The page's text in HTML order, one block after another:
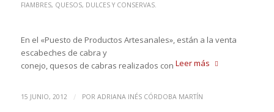
FIAMBRES, QUESOS, DULCES Y CONSERVAS.
En el «Puesto de Productos Artesanales»,están a la venta
escabeches de cabra y
conejo, quesos de cabras realizados con Leer más
15 JUNIO, 2012 / POR ADRIANA INÉS CÓRDOBA MARTÍN